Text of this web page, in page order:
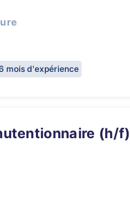
mois d'expérience
(h/f)